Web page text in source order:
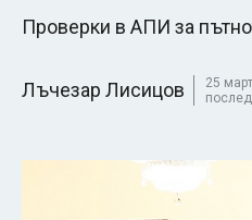
Проверки в АПИ за
Лъчезар Лисицов
25